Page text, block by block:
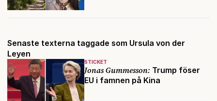
Senaste texterna taggade som Ursula von der
Leyen
STICKET
Jonas Gummesson: Trump föser
EU i famnen på Kina